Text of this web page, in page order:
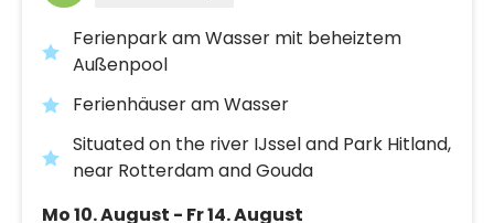
Ferienpark am Wasser mit beheiztem
Außenpool
Ferienhäuser am Wasser
Situated on the river IJssel and Park Hitland,
near Rotterdam and Gouda
Mo 10. August - Fr 14. August